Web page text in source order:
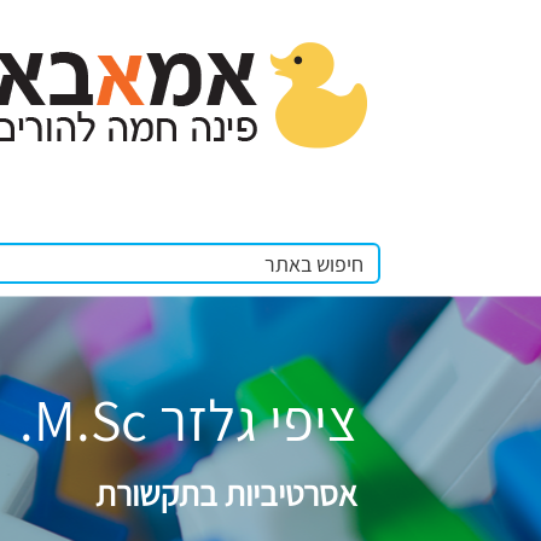
ציפי גלזר M.Sc.
אסרטיביות בתקשורת